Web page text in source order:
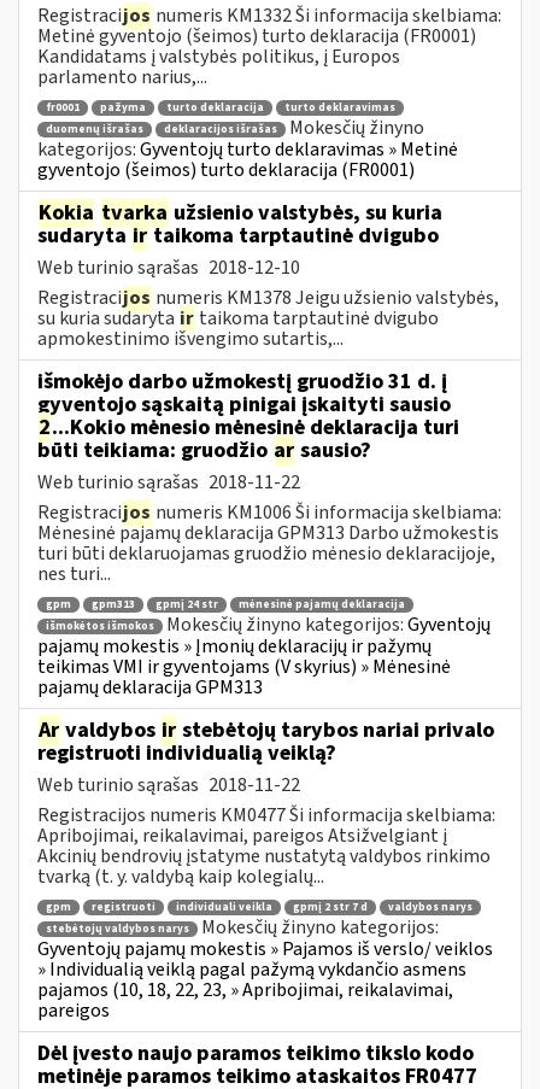
Registracijos numeris KM1332 Ši informacija skelbiama:
Metinė gyventojo (šeimos) turto deklaracija (FR0001)
Kandidatams į valstybės politikus, į Europos
parlamento narius,...
fr0001 pažyma turto deklaracija
turto deklaravimas
duomenų išrašas
deklaracijos išrašas
Mokesčių žinyno
kategorijos:Gyventojų turto deklaravimas » Metinė
gyventojo (šeimos) turto deklaracija (FR0001)
Kokia tvarka užsienio valstybės, su kuria
sudarytairtaikoma tarptautinė dvigubo
Web turinio sąrašas 2018-12-10
Registracijos numeris KM1378 Jeigu užsienio valstybės,
su kuria sudaryta ir taikoma tarptautinė dvigubo
apmokestinimo išvengimo sutartis,...
išmokėjo darbo užmokestį gruodžio 31 d. į
gyventojo sąskaitą pinigai įskaityti sausio
2...Kokio mėnesio mėnesinė deklaracija turi
būti teikiama: gruodžio ar sausio?
Web turinio sąrašas 2018-11-22
Registracijos numeris KM1006 Ši informacija skelbiama:
Mėnesinė pajamų deklaracija GPM313 Darbo užmokestis
turi būti deklaruojamas gruodžio mėnesio deklaracijoje,
nes turi...
gpm gpm313 gpmį 24 str
mėnesinė pajamų deklaracija
išmokėtos išmokos
Mokesčių žinyno kategorijos:Gyventojų
pajamų mokestis » Įmonių deklaracijų ir pažymų
teikimas VMI ir gyventojams (V skyrius) » Mėnesinė
pajamų deklaracija GPM313
Ar valdybos ir stebėtojų tarybos nariai privalo
registruoti individualią veiklą?
Web turinio sąrašas 2018-11-22
Registracijos numeris KM0477 Ši informacija skelbiama:
Apribojimai, reikalavimai, pareigos Atsižvelgiant į
Akcinių bendrovių įstatyme nustatytą valdybos rinkimo
tvarką (t. y. valdybą kaip kolegialų...
gpm registruoti individuali veikla gpmį 2 str 7 d
valdybos narys
stebėtojų valdybos narys
Mokesčių žinyno kategorijos:
Gyventojų pajamų mokestis » Pajamos iš verslo/ veiklos
» Individualią veiklą pagal pažymą vykdančio asmens
pajamos (10, 18, 22, 23, » Apribojimai, reikalavimai,
pareigos
Dėl įvesto naujo paramos teikimo tikslo kodo
metinėje paramos teikimo ataskaitos FR0477